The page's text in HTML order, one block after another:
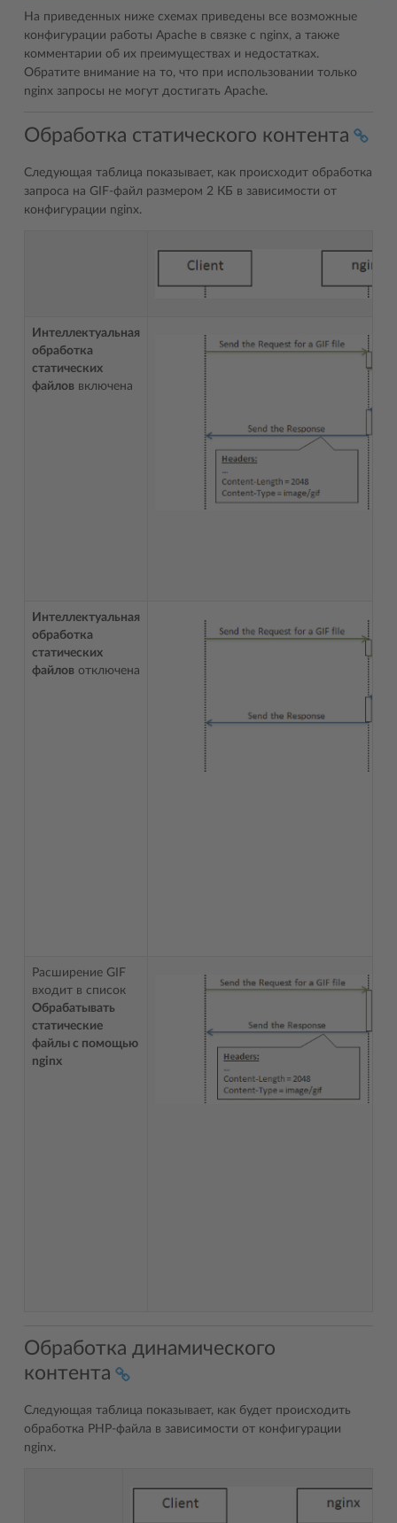
На приведенных ниже схемах приведены все возможные
конфигурации работы Apache в связке с nginx, а также
комментарии об их преимуществах и недостатках.
Обратите внимание на то, что при использовании только
nginx запросы не могут достигать Apache.
Обработка статического контента
Следующая таблица показывает, как происходит обработка
запроса на GIF-файл размером 2 КБ в зависимости от
конфигурации nginx.
Интеллектуальная
обработка
статических
файлов включена
Интеллектуальная
обработка
статических
файлов отключена
Расширение GIF
входит в список
Обрабатывать
статические
файлы с помощью
nginx
Обработка динамического
контента
Следующая таблица показывает, как будет происходить
обработка РНР-файла в зависимости от конфигурации
nginx.